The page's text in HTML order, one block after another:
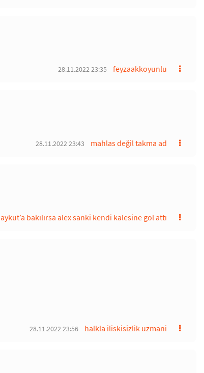
feyzaakkoyunlu
28.11.2022 23:35
mahlas değil takma ad
28.11.2022 23:43
aykut’a bakılırsa alex sanki kendi kalesine gol attı
halkla iliskisizlik uzmani
28.11.2022 23:56